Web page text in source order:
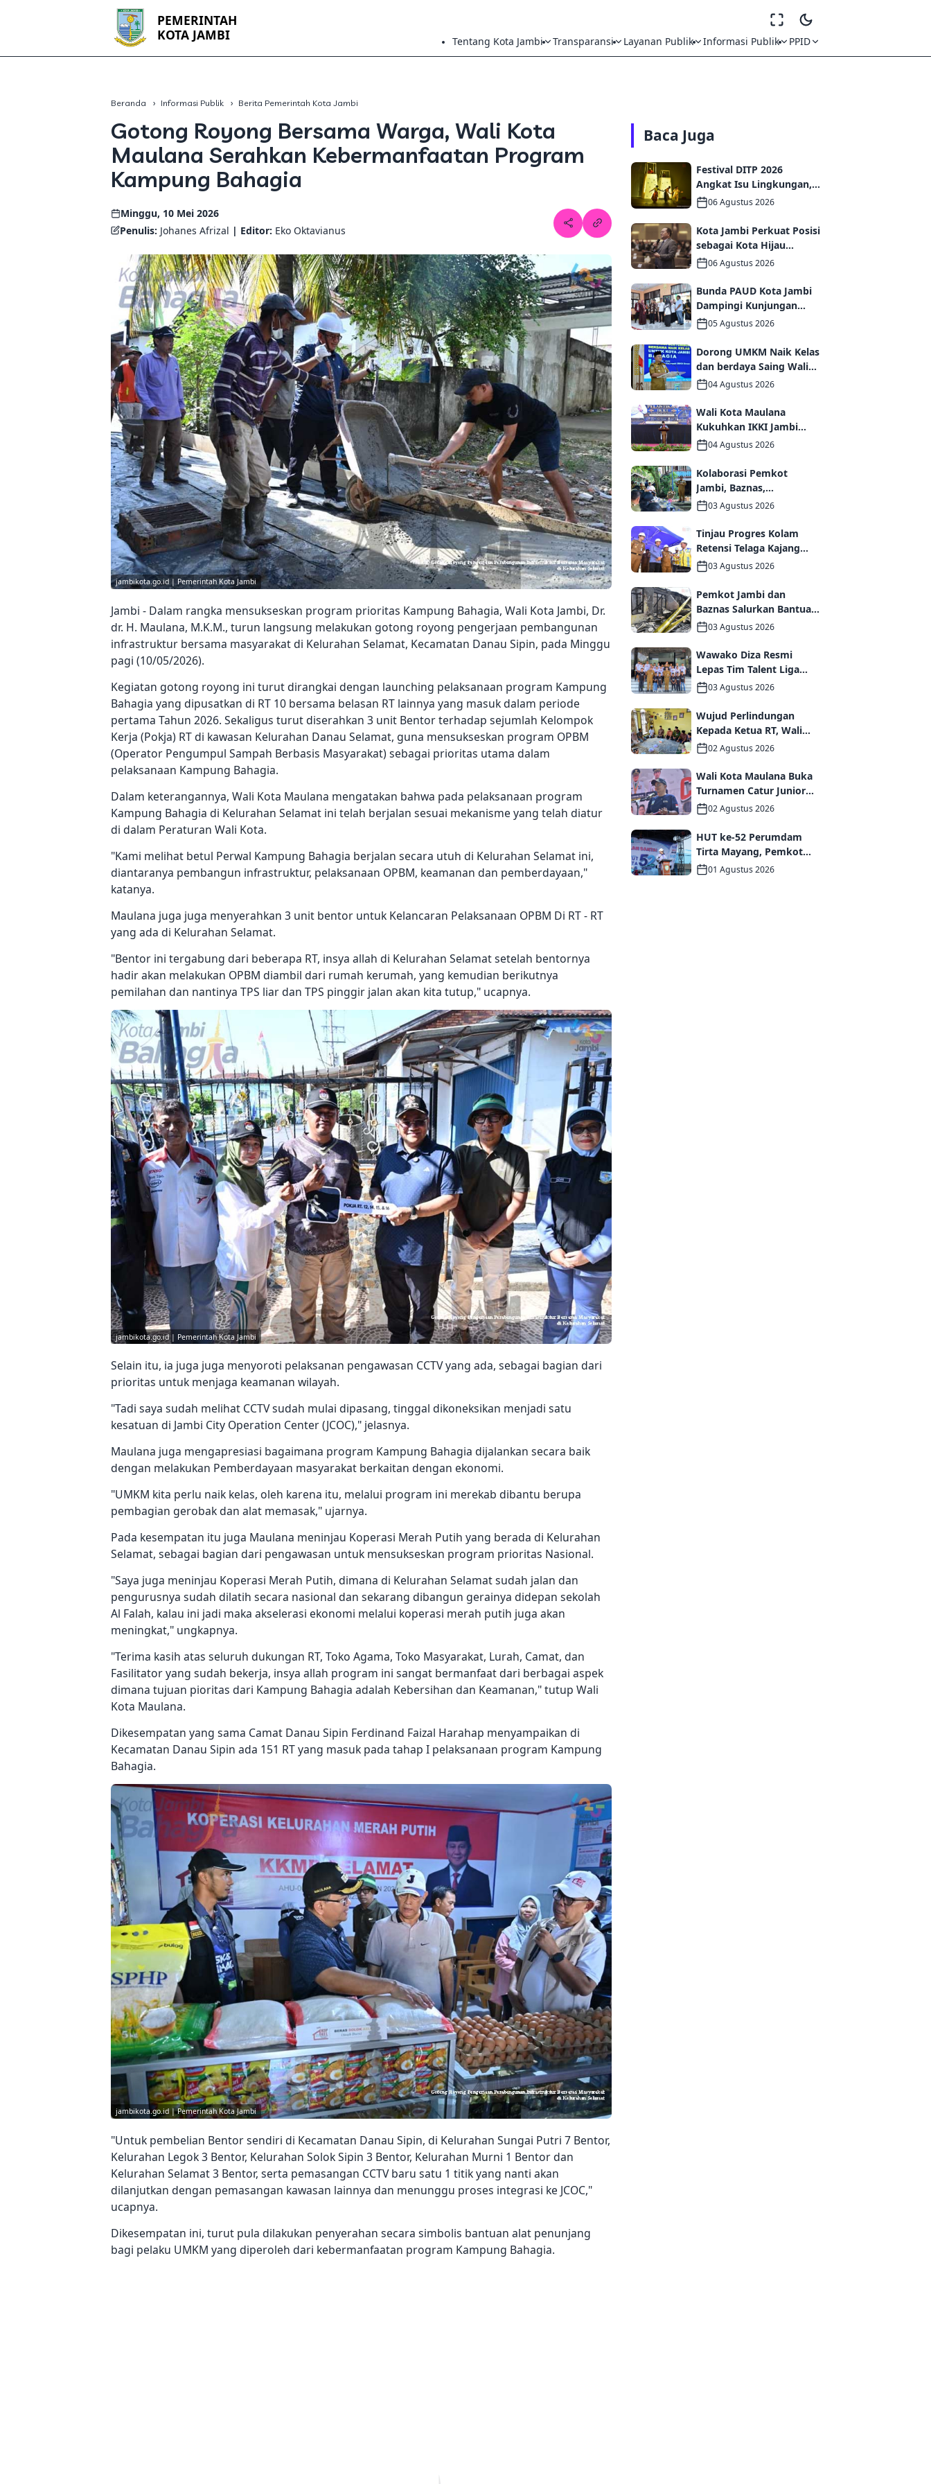
PEMERINTAH
KOTA JAMBI
Tentang Kota Jambi Transparansi Layanan Publik Informasi Publik PPID
Beranda Informasi Publik Berita Pemerintah Kota Jambi
Gotong Royong Bersama Warga, Wali Kota
Maulana Serahkan Kebermanfaatan Program
Kampung Bahagia
Minggu, 10 Mei 2026
Penulis: Johanes Afrizal | Editor: Eko Oktavianus
jambikota.go.id | Pemerintah Kota Jambi
Jambi - Dalam rangka mensukseskan program prioritas Kampung Bahagia, Wali Kota Jambi, Dr.
dr. H. Maulana, M.K.M., turun langsung melakukan gotong royong pengerjaan pembangunan
infrastruktur bersama masyarakat di Kelurahan Selamat, Kecamatan Danau Sipin, pada Minggu
pagi (10/05/2026).
Kegiatan gotong royong ini turut dirangkai dengan launching pelaksanaan program Kampung
Bahagia yang dipusatkan di RT 10 bersama belasan RT lainnya yang masuk dalam periode
pertama Tahun 2026. Sekaligus turut diserahkan 3 unit Bentor terhadap sejumlah Kelompok
Kerja (Pokja) RT di kawasan Kelurahan Danau Selamat, guna mensukseskan program OPBM
(Operator Pengumpul Sampah Berbasis Masyarakat) sebagai prioritas utama dalam
pelaksanaan Kampung Bahagia.
Dalam keterangannya, Wali Kota Maulana mengatakan bahwa pada pelaksanaan program
Kampung Bahagia di Kelurahan Selamat ini telah berjalan sesuai mekanisme yang telah diatur
di dalam Peraturan Wali Kota.
"Kami melihat betul Perwal Kampung Bahagia berjalan secara utuh di Kelurahan Selamat ini,
diantaranya pembangun infrastruktur, pelaksanaan OPBM, keamanan dan pemberdayaan,"
katanya.
Maulana juga juga menyerahkan 3 unit bentor untuk Kelancaran Pelaksanaan OPBM Di RT - RT
yang ada di Kelurahan Selamat.
"Bentor ini tergabung dari beberapa RT, insya allah di Kelurahan Selamat setelah bentornya
hadir akan melakukan OPBM diambil dari rumah kerumah, yang kemudian berikutnya
pemilahan dan nantinya TPS liar dan TPS pinggir jalan akan kita tutup," ucapnya.
jambikota.go.id | Pemerintah Kota Jambi
Selain itu, ia juga juga menyoroti pelaksanan pengawasan CCTV yang ada, sebagai bagian dari
prioritas untuk menjaga keamanan wilayah.
"Tadi saya sudah melihat CCTV sudah mulai dipasang, tinggal dikoneksikan menjadi satu
kesatuan di Jambi City Operation Center (JCOC)," jelasnya.
Maulana juga mengapresiasi bagaimana program Kampung Bahagia dijalankan secara baik
dengan melakukan Pemberdayaan masyarakat berkaitan dengan ekonomi.
"UMKM kita perlu naik kelas, oleh karena itu, melalui program ini merekab dibantu berupa
pembagian gerobak dan alat memasak," ujarnya.
Pada kesempatan itu juga Maulana meninjau Koperasi Merah Putih yang berada di Kelurahan
Selamat, sebagai bagian dari pengawasan untuk mensukseskan program prioritas Nasional.
"Saya juga meninjau Koperasi Merah Putih, dimana di Kelurahan Selamat sudah jalan dan
pengurusnya sudah dilatih secara nasional dan sekarang dibangun gerainya didepan sekolah
Al Falah, kalau ini jadi maka akselerasi ekonomi melalui koperasi merah putih juga akan
meningkat," ungkapnya.
"Terima kasih atas seluruh dukungan RT, Toko Agama, Toko Masyarakat, Lurah, Camat, dan
Fasilitator yang sudah bekerja, insya allah program ini sangat bermanfaat dari berbagai aspek
dimana tujuan pioritas dari Kampung Bahagia adalah Kebersihan dan Keamanan," tutup Wali
Kota Maulana.
Dikesempatan yang sama Camat Danau Sipin Ferdinand Faizal Harahap menyampaikan di
Kecamatan Danau Sipin ada 151 RT yang masuk pada tahap I pelaksanaan program Kampung
Bahagia.
jambikota.go.id | Pemerintah Kota Jambi
"Untuk pembelian Bentor sendiri di Kecamatan Danau Sipin, di Kelurahan Sungai Putri 7 Bentor,
Kelurahan Legok 3 Bentor, Kelurahan Solok Sipin 3 Bentor, Kelurahan Murni 1 Bentor dan
Kelurahan Selamat 3 Bentor, serta pemasangan CCTV baru satu 1 titik yang nanti akan
dilanjutkan dengan pemasangan kawasan lainnya dan menunggu proses integrasi ke JCOC,"
ucapnya.
Dikesempatan ini, turut pula dilakukan penyerahan secara simbolis bantuan alat penunjang
bagi pelaku UMKM yang diperoleh dari kebermanfaatan program Kampung Bahagia.
Baca Juga
Festival DITP 2026
Angkat Isu Lingkungan,
Wawako Diza Apresiasi
Karya Seniman Jambi
06 Agustus 2026
Kota Jambi Perkuat Posisi
sebagai Kota Hijau
Melalui Forum
GCMC 2026
06 Agustus 2026
Bunda PAUD Kota Jambi
Dampingi Kunjungan
Kemendikdasmen,
Perkuat Kolaborasi
Wujudkan PAUD
Berkualitas dan Generasi
Emas 2045
05 Agustus 2026
Dorong UMKM Naik Kelas
dan berdaya Saing Wali
Kota Maulana kukuhkan
Binaan
04 Agustus 2026
Wali Kota Maulana
Kukuhkan IKKI Jambi
Periode 2026–2031,
Perkuat Persaudaraan
dan Kolaborasi dalam
Keberagaman
04 Agustus 2026
Kolaborasi Pemkot
Jambi, Baznas,
Pegadaian, dan Lapas
Huni bagi Warga Kurang
Mampu
03 Agustus 2026
Tinjau Progres Kolam
Retensi Telaga Kajang
Lako, Wali Kota Maulana
dan Komisi V DPR RI
Optimistis Kota Jambi
Semakin Dekat Bebas
Banjir
03 Agustus 2026
Pemkot Jambi dan
Baznas Salurkan Bantuan
Tanggap Darurat bagi
Asrama Polda Jambi
03 Agustus 2026
Wawako Diza Resmi
Lepas Tim Talent Liga
TopSkor Jambi Menuju
Panggung Nasional
03 Agustus 2026
Wujud Perlindungan
Kepada Ketua RT, Wali
Kota Maulana Bertakziah
Jaminan Kematian
kepada Ahli Waris
02 Agustus 2026
Wali Kota Maulana Buka
Turnamen Catur Junior
2026, Pemkot Jambi
Siapkan Fasilitas
Olahraga Baru untuk
Anak Muda Kota Jambi
02 Agustus 2026
HUT ke-52 Perumdam
Tirta Mayang, Pemkot
Jambi Dorong Percepatan
01 Agustus 2026